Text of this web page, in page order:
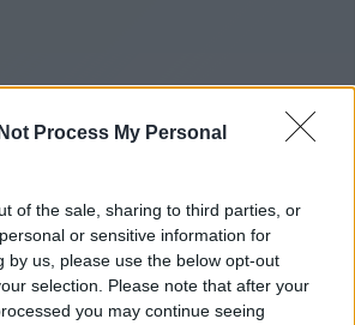
Process My Personal
of the sale, sharing to third parties, or
or sensitive information for
by us, please use the below opt-out
selection. Please note that after your
you may continue seeing
MÁLTAI
RÉGIÓJA
Dél-Alföldi